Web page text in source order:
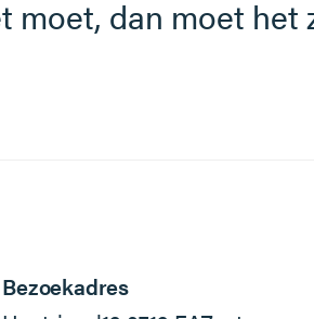
moet, dan moet het
Bezoekadres